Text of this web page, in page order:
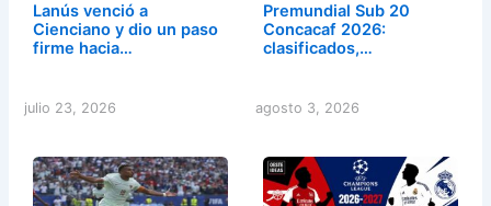
Lanús venció a
Cienciano y dio un paso
firme hacia…
julio 23, 2026
Premundial Sub 20
Concacaf 2026:
clasificados,…
agosto 3, 2026